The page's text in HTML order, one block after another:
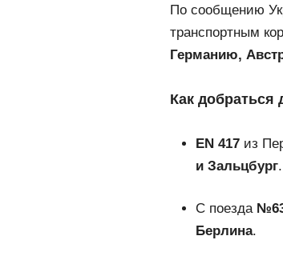
По сообщению
транспортным
Германию,
Как
EN 417 из
и Зальцбург.
С поезда
Берлина.